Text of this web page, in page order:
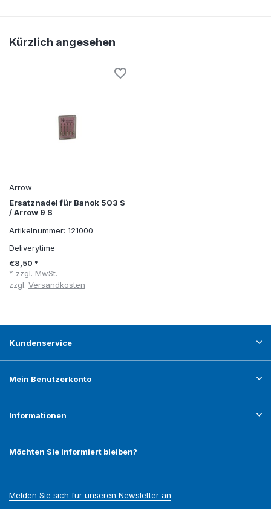
Kürzlich angesehen
Arrow
Ersatznadel für Banok 503 S
/ Arrow 9 S
Artikelnummer: 121000
Deliverytime
€8,50 *
* zzgl. MwSt.
zzgl. Versandkosten
Kundenservice
Mein Benutzerkonto
Informationen
Möchten Sie informiert bleiben?
Melden Sie sich für unseren Newsletter an